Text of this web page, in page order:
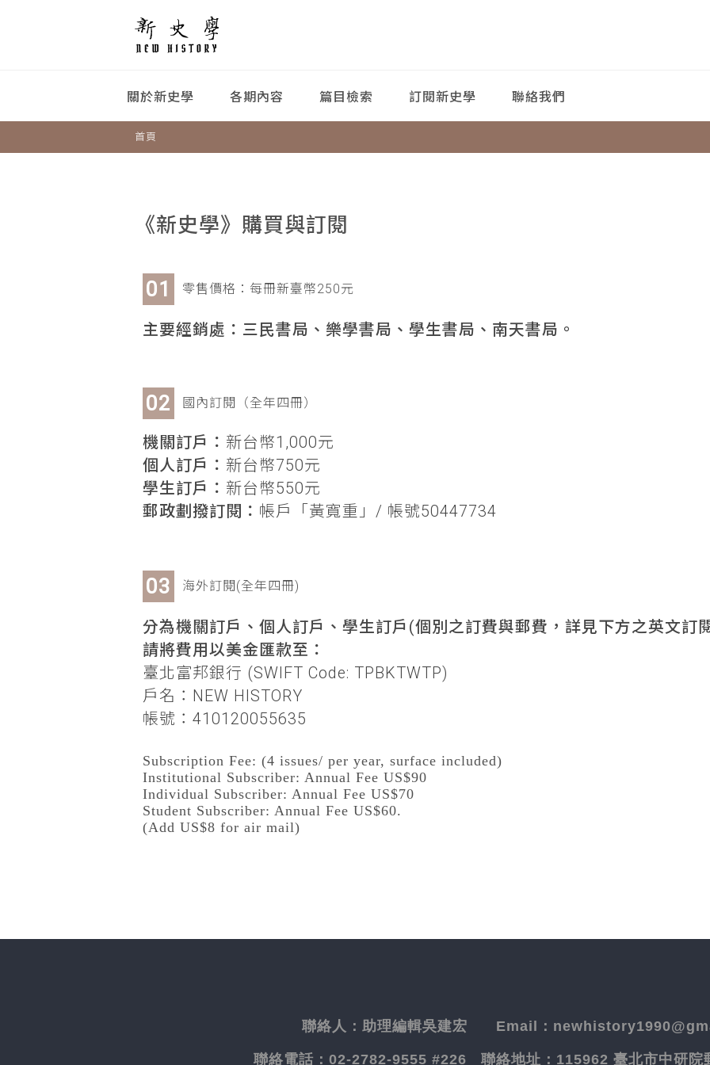
關於新史學 各期內容 篇目檢索 訂閱新史學 聯絡我們
首頁
《新史學》購買與訂閱
零售價格：每冊新臺幣250元
主要經銷處：三民書局、樂學書局、學生書局、南天書局。
國內訂閱（全年四冊）
機關訂戶： 新台幣1,000元
個人訂戶： 新台幣750元
學生訂戶： 新台幣550元
郵政劃撥訂閱： 帳戶「黃寬重」/ 帳號50447734
海外訂閱(全年四冊)
分為機關訂戶、個人訂戶、學生訂戶(個別之訂費與郵費，詳見下方之英文訂
請將費用以美金匯款至：
臺北富邦銀行 (SWIFT Code: TPBKTWTP)
戶名：NEW HISTORY
帳號：410120055635
Subscription Fee: (4 issues/ per year, surface included)
Institutional Subscriber: Annual Fee US$90
Individual Subscriber: Annual Fee US$70
Student Subscriber: Annual Fee US$60.
(Add US$8 for air mail)
聯絡人： 助理編輯吳建宏 Email：
聯絡電話： 02-2782-9555 #226 聯絡地址： 115962 臺北市中研院